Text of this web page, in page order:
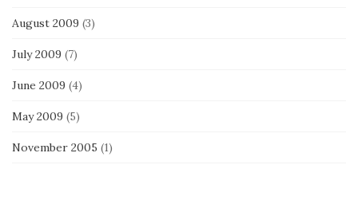
August 2009 (3)
July 2009 (7)
June 2009 (4)
May 2009 (5)
November 2005 (1)